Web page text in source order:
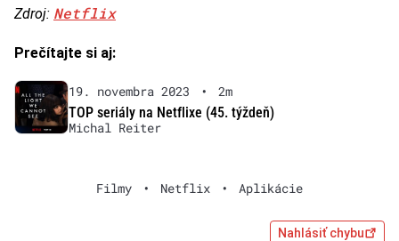
Zdroj: Netflix
Prečítajte si aj:
19. novembra 2023 •
2m
TOP seriály na Netflixe (45. týždeň)
Michal Reiter
Filmy • Netflix • Aplikácie
Nahlásiť chybu